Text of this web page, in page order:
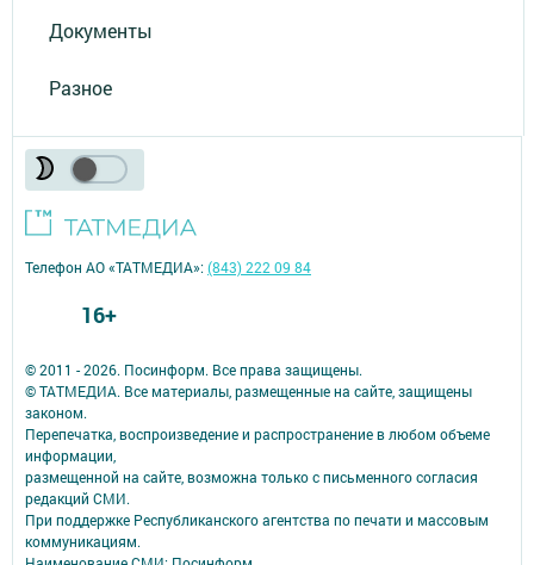
Документы
Разное
© 2011 - 2026. Посинформ. Все права защищены.
© ТАТМЕДИА. Все материалы, размещенные на сайте, защищены
законом.
Перепечатка, воспроизведение и распространение в любом объеме
информации,
размещенной на сайте, возможна только с письменного согласия
редакций СМИ.
При поддержке Республиканского агентства по печати и массовым
коммуникациям.
Телефон АО «ТАТМЕДИА»:(843) 222 09 84
16+